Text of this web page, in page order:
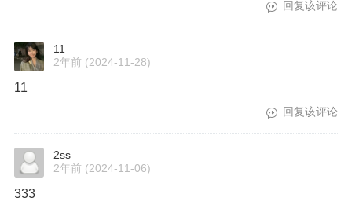
回复该评论
11
2年前 (2024-11-28)
11
回复该评论
2ss
2年前 (2024-11-06)
333